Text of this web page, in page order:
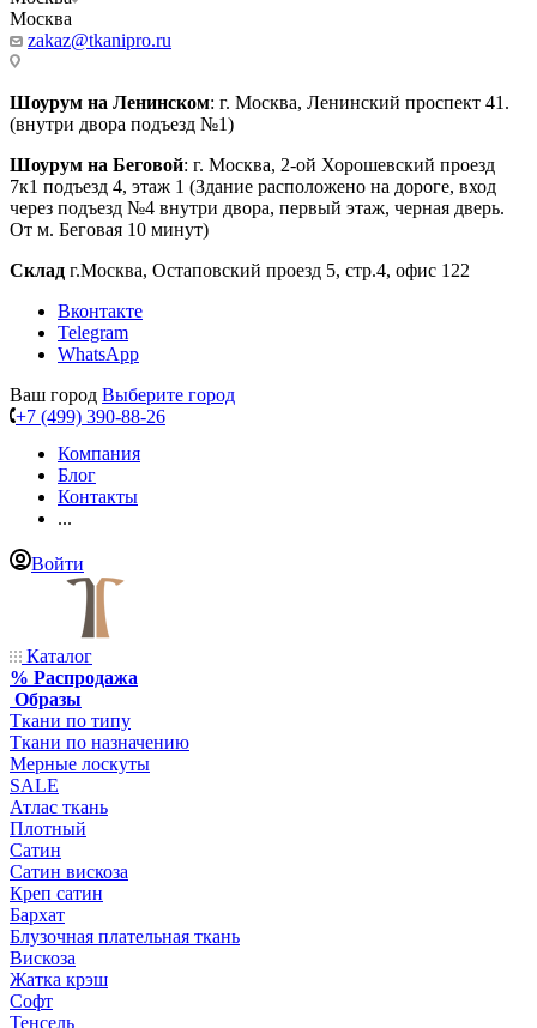
Москва
zakaz@tkanipro.ru
Шоурум на Ленинском: г. Москва, Ленинский проспект 41.
(внутри двора подъезд №1)
Шоурум на Беговой: г. Москва, 2-ой Хорошевский проезд
7к1 подъезд 4, этаж 1 (Здание расположено на дороге, вход
через подъезд №4 внутри двора, первый этаж, черная дверь.
От м. Беговая 10 минут)
Склад г.Москва, Остаповский проезд 5, стр.4, офис 122
Вконтакте
Telegram
WhatsApp
Ваш город Выберите город
+7 (499) 390-88-26
Компания
Блог
Контакты
...
Войти
Каталог
% Распродажа
Образы
Ткани по типу
Ткани по назначению
Мерные лоскуты
SALE
Атлас ткань
Плотный
Сатин
Сатин вискоза
Креп сатин
Бархат
Блузочная плательная ткань
Вискоза
Жатка крэш
Софт
Тенсель